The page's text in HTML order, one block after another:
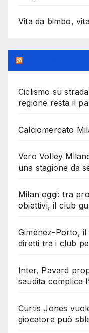
Vita da bimbo,
Ciclismo su
regione resta il
Calciomercato
Vero Volley
una stagione da
Milan oggi: tra
obiettivi, il club
Giménez-Porto,
diretti tra i club
Inter, Pavard
saudita complica
Curtis Jones
giocatore può